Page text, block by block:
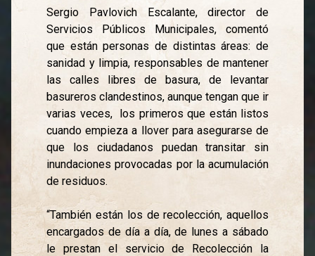
Sergio Pavlovich Escalante, director de
Servicios Públicos Municipales, comentó
que están personas de distintas áreas: de
sanidad y limpia, responsables de mantener
las calles libres de basura, de levantar
basureros clandestinos, aunque tengan que ir
varias veces, los primeros que están listos
cuando empieza a llover para asegurarse de
que los ciudadanos puedan transitar sin
inundaciones provocadas por la acumulación
de residuos.
“También están los de recolección, aquellos
encargados de día a día, de lunes a sábado
le prestan el servicio de Recolección la